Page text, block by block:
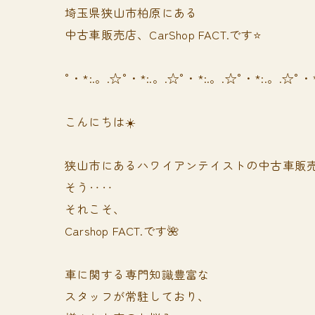
埼玉県狭山市柏原にある
中古車販売店、CarShop FACT.です⭐️
°・*:.。.☆°・*:.。.☆°・*:.。.☆°・*:.。.☆°
こんにちは☀️
狭山市にあるハワイアンテイストの中古車販売
そう‥‥
それこそ、
Carshop FACT.です🌺
車に関する専門知識豊富な
スタッフが常駐しており、